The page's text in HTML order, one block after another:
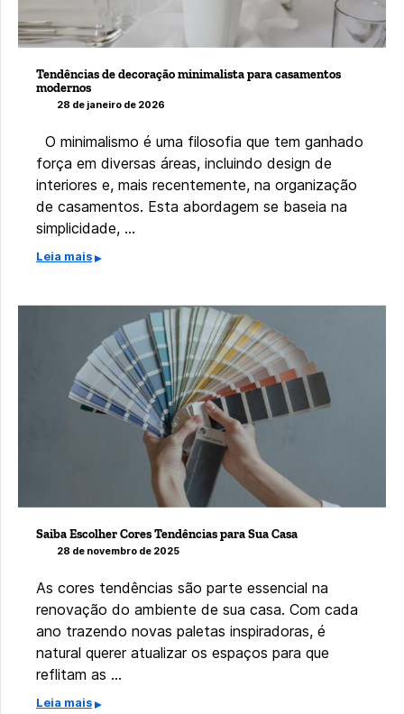
Tendências de decoração minimalista para casamentos
modernos
28 de janeiro de 2026
O minimalismo é uma filosofia que tem ganhado
força em diversas áreas, incluindo design de
interiores e, mais recentemente, na organização
de casamentos. Esta abordagem se baseia na
simplicidade, …
Leia mais
Saiba Escolher Cores Tendências para Sua Casa
28 de novembro de 2025
As cores tendências são parte essencial na
renovação do ambiente de sua casa. Com cada
ano trazendo novas paletas inspiradoras, é
natural querer atualizar os espaços para que
reflitam as …
Leia mais